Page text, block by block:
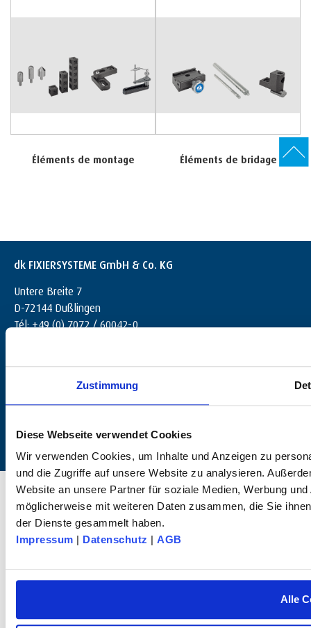
Zustimmung
Diese Webseite verwendet Cookies
Wir verwenden Cookies, um Inhalte und Anzeigen zu
und die Zugriffe auf unsere Website zu analysieren.
Website an unsere Partner für soziale Medien, Werbung
möglicherweise mit weiteren Daten zusammen, die Sie
der Dienste gesammelt haben.
Impressum | Datenschutz | AGB
Alle
Éléments de montage Éléments de bridage
dk FIXIERSYSTEME GmbH & Co. KG
Untere Breite 7
D-72144 Dußlingen
Tél: +49 (0) 7072 / 60042-0
© 2025 dk FIXIERSYSTEME GmbH & Co. KG – Tous droits réservés.